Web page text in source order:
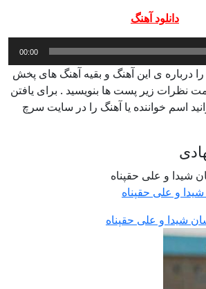
دانلود آهنگ
00:00
درباره ی این آهنگ و بقیه آهنگ های پخش
نظرات زیر پست ها بنویسید . برای یافتن
اسم خواننده یا آهنگ را در سایت سرچ
و علی حقپناه
شیدا و علی حقپناه